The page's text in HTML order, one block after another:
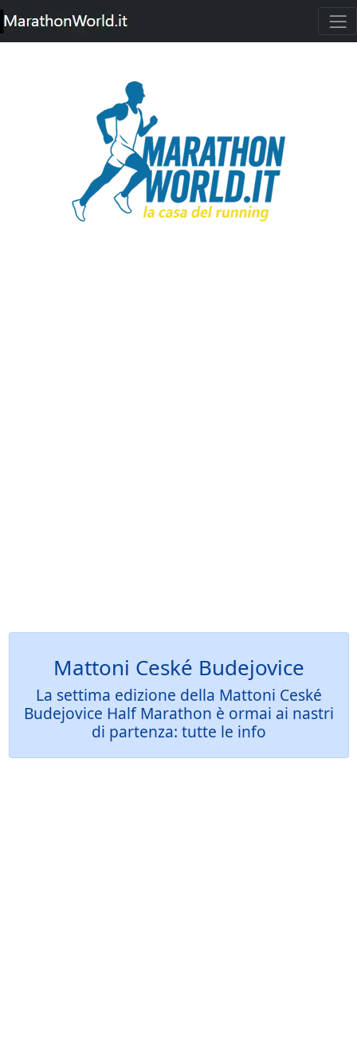
Mattoni Ceské Budejovice
La settima edizione della Mattoni Ceské
Budejovice Half Marathon è ormai ai nastri
di partenza: tutte le info